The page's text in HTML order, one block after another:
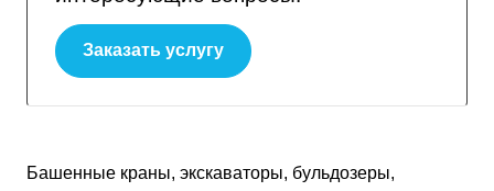
Заказать услугу
Башенные краны, экскаваторы, бульдозеры,